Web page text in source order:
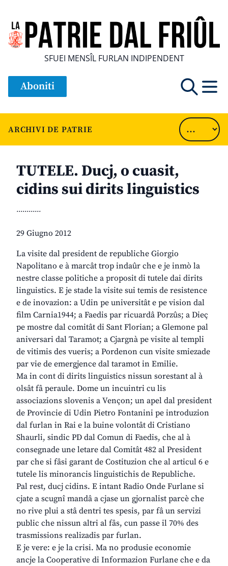
SFUEI MENSÎL FURLAN INDIPENDENT
Aboniti
ARCHIVI DE PATRIE
TUTELE. Ducj, o cuasit,
cidins sui dirits linguistics
............
29 Giugno 2012
La visite dal president de republiche Giorgio
Napolitano e à marcât trop indaûr che e je inmò la
nestre classe politiche a proposit di tutele dai dirits
linguistics. E je stade la visite sui temis de resistence
e de inovazion: a Udin pe universitât e pe vision dal
film Carnia1944; a Faedis par ricuardâ Porzûs; a Dieç
pe mostre dal comitât di Sant Florian; a Glemone pal
aniversari dal Taramot; a Cjargnà pe visite al templi
de vitimis des vueris; a Pordenon cun visite smiezade
par vie de emergjence dal taramot in Emilie.
Ma in cont di dirits linguistics nissun sorestant al à
olsât fâ peraule. Dome un incuintri cu lis
associazions slovenis a Vençon; un apel dal president
de Provincie di Udin Pietro Fontanini pe introduzion
dal furlan in Rai e la buine volontât di Cristiano
Shaurli, sindic PD dal Comun di Faedis, che al à
consegnade une letare dal Comitât 482 al President
par che si fâsi garant de Costituzion che al articul 6 e
tutele lis minorancis linguistichis de Republiche.
Pal rest, ducj cidins. E intant Radio Onde Furlane si
cjate a scugnî mandâ a cjase un gjornalist parcè che
no rive plui a stâ dentri tes spesis, par fâ un servizi
public che nissun altri al fâs, cun passe il 70% des
trasmissions realizadis par furlan.
E je vere: e je la crisi. Ma no produsie economie
ancje la Cooperative di Informazion Furlane che e da